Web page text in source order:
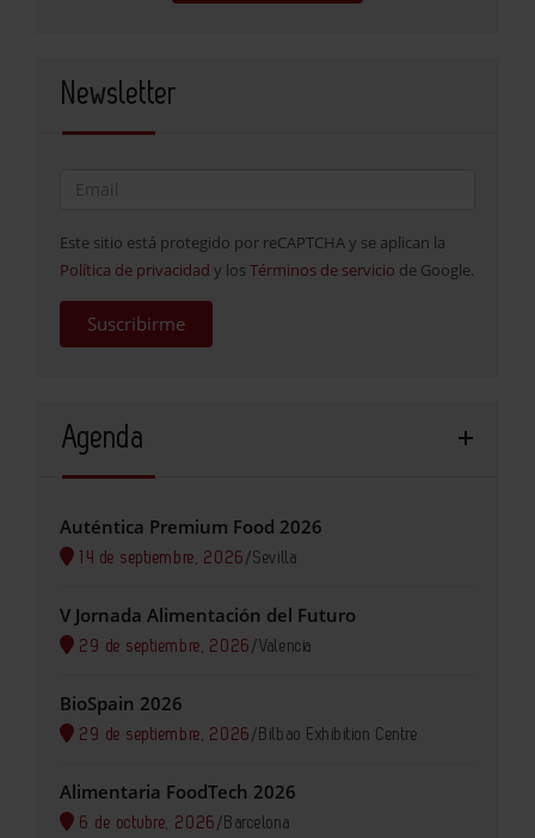
Newsletter
Este sitio está protegido por reCAPTCHA y se aplican la
Política de privacidad y los Términos de servicio de Google.
Suscribirme
Agenda
Auténtica Premium Food 2026
14 de septiembre, 2026 /Sevilla
V Jornada Alimentación del Futuro
29 de septiembre, 2026 /Valencia
BioSpain 2026
29 de septiembre, 2026 / Bilbao Exhibition Centre
Alimentaria FoodTech 2026
6 de octubre, 2026 / Barcelona